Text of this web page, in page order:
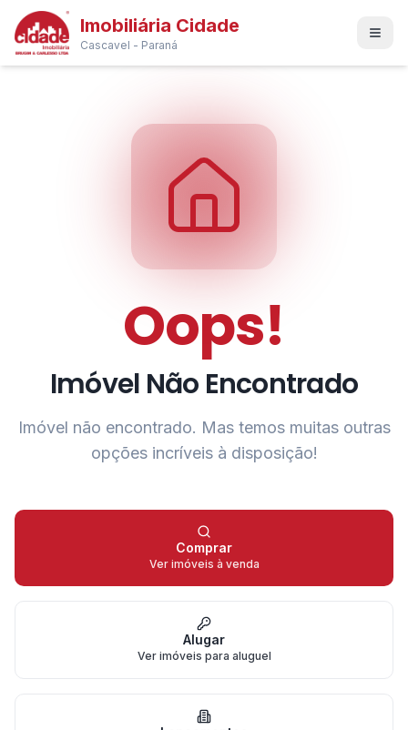
Imobiliária Cidade
Cascavel - Paraná
Oops!
Imóvel Não Encontrado
Imóvel não encontrado. Mas temos muitas outras
opções incríveis à disposição!
Comprar
Ver imóveis à venda
Alugar
Ver imóveis para aluguel